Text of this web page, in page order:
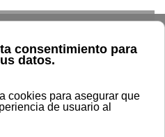
Sede La Cartuja
José